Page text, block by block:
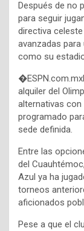
Después de no
para seguir
directiva
avanzadas para
como su
alquiler del
alternativas
programado
sede definida.
Entre las
del
Azul ya ha
torneos
aficionados
Pese a que el